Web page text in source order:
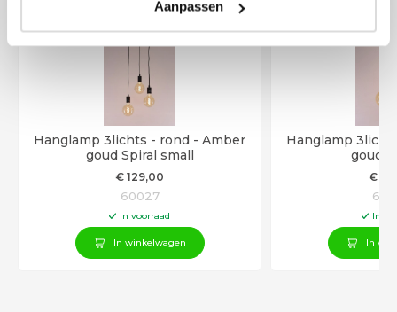
Aanpassen
Hanglamp 3lichts - rond - Amber
goud Spiral small
€ 129,00
60027
In voorraad
In winkelwagen
Hanglamp
goud
€195
In
In